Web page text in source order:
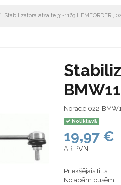
Stabilizatora atsaite 31-1163 LEMFÖRDER ,
Norāde 022-
Noliktavā
19,97 €
AR PVN
Priekšējais tilts
No abām pusēm